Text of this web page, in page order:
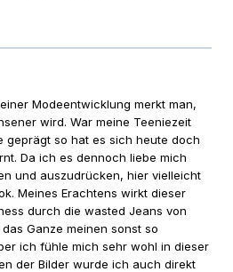
Modeentwicklung merkt man,
wird. War meine Teeniezeit
geprägt so hat es sich heute doch
Da ich es dennoch liebe mich
und auszudrücken, hier vielleicht
Meines Erachtens wirkt dieser
durch die wasted Jeans von
Ganze meinen sonst so
ich fühle mich sehr wohl in dieser
der Bilder wurde ich auch direkt